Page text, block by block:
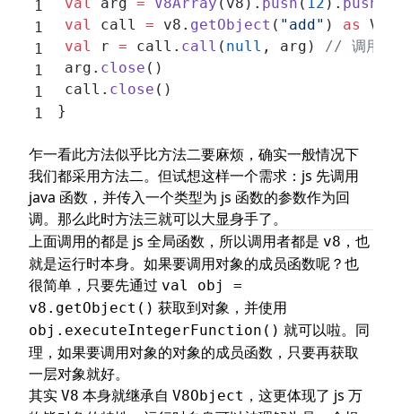
	val
call = v8. getObject ( "add" ) as
	val
r = call. call ( null , arg) // 调用它
	arg.
close ()
	call.
close ()
}
乍一看此方法似乎比方法二要麻烦，确实一般情况下
我们都采用方法二。但试想这样一个需求：js 先调用
java 函数，并传入一个类型为 js 函数的参数作为回
调。那么此时方法三就可以大显身手了。
上面调用的都是 js 全局函数，所以调用者都是 v8 ，也
就是运行时本身。如果要调用对象的成员函数呢？也
很简单，只要先通过 val obj =
v8.getObject() 获取到对象，并使用
obj.executeIntegerFunction() 就可以啦。同
理，如果要调用对象的对象的成员函数，只要再获取
一层对象就好。
其实V8 本身就继承自V8Object ，这更体现了 js 万